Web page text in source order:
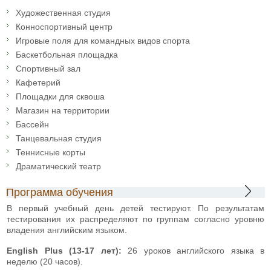
Художественная студия
Конноспортивный центр
Игровые поля для командных видов спорта
Баскетбольная площадка
Спортивный зал
Кафетерий
Площадки для сквоша
Магазин на территории
Бассейн
Танцевальная студия
Теннисные корты
Драматический театр
Программа обучения
В первый учебный день детей тестируют. По результатам
тестирования их распределяют по группам согласно уровню
владения английским языком.
English Plus (13-17 лет): 26 уроков английского языка в
неделю (20 часов).